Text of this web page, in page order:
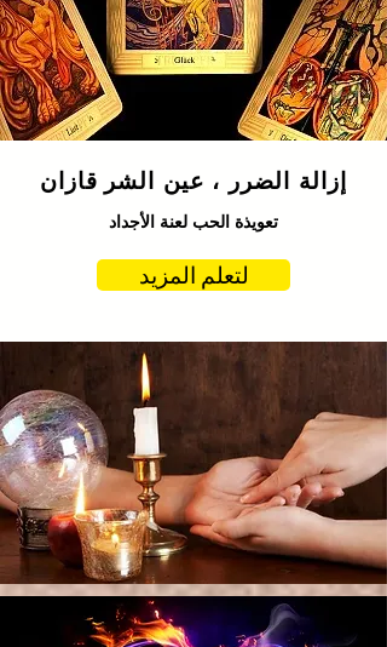
إزالة الضرر ، عين الشر قازان
تعويذة الحب لعنة الأجداد
لتعلم المزيد